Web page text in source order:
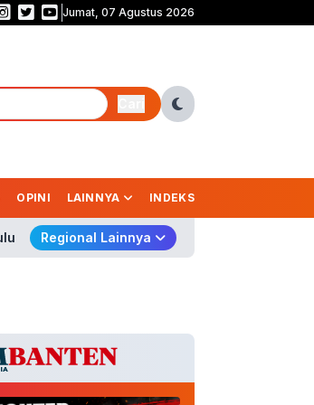
Api Ditemukan di Sekolah, TB Hasanuddin: Usut
Jumat, 07 Agustus 2026
OPINI LAINNYA INDEKS
Regional Lainnya